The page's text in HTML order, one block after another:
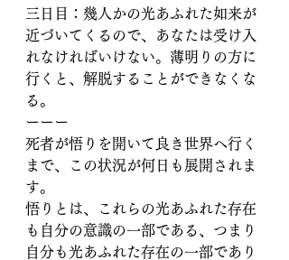
三日目：幾人かの光あふれた如来が
近づいてくるので、あなたは受け入
れなければいけない。薄明りの方に
行くと、解脱することができなくな
る。
ーーー
死者が悟りを開いて良き世界へ行く
まで、この状況が何日も展開されま
す。
悟りとは、これらの光あふれた存在
も自分の意識の一部である、つまり
自分も光あふれた存在の一部であり